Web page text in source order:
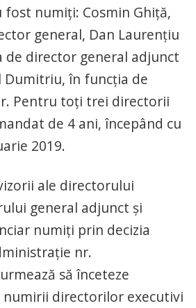
numiţi: Cosmin Ghiţă,
general, Dan Laurenţiu
de director general adjunct
Dumitriu, în funcţia de
Pentru toţi trei directorii
de 4 ani, începând cu
2019.
ale directorului
general adjunct şi
numiţi prin decizia
nr.
să înceteze
directorilor executivi